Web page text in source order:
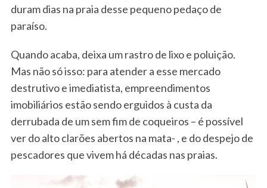
duram dias na praia desse pequeno pedaço de
paraíso.
Quando acaba, deixa um rastro de lixo e poluição.
Mas não só isso: para atender a esse mercado
destrutivo e imediatista, empreendimentos
imobiliários estão sendo erguidos à custa da
derrubada de um sem fim de coqueiros – é possível
ver do alto clarões abertos na mata- , e do despejo de
pescadores que vivem há décadas nas praias.